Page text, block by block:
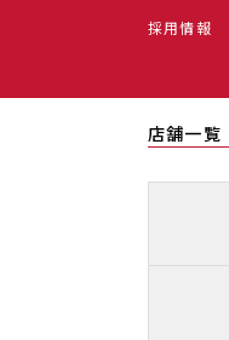
採用情報
店舗一覧